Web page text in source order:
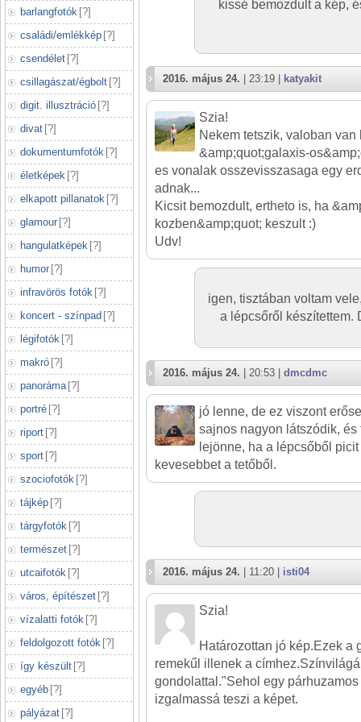
barlangfotók [?]
családi/emlékkép [?]
csendélet [?]
csillagászat/égbolt [?]
digit. illusztráció [?]
divat [?]
dokumentumfotók [?]
életképek [?]
elkapott pillanatok [?]
glamour [?]
hangulatképek [?]
humor [?]
infravörös fotók [?]
koncert - színpad [?]
légifotók [?]
makró [?]
panoráma [?]
portré [?]
riport [?]
sport [?]
szociofotók [?]
tájkép [?]
tárgyfotók [?]
természet [?]
utcaifotók [?]
város, építészet [?]
vízalatti fotók [?]
feldolgozott fotók [?]
így készült [?]
egyéb [?]
pályázat [?]
kissé bemozdult a kép,
2016. május 24. | 23:19 | katyakit
Szia!
Nekem tetszik, valoban
&amp;quot;galaxis-
es vonalak osszevisszasaga egy
adnak...
Kicsit bemozdult, ertheto is, ha
kozben&amp;quot; keszult :)
Udv!
igen, tisztában voltam
a lépcsőről készítettem.
2016. május 24. | 20:53 | dmcdmc
jó lenne, de ez viszont
sajnos nagyon látszódik,
lejönne, ha a lépcsőből
kevesebbet a tetőből.
2016. május 24. | 11:20 | isti04
Szia!
Határozottan jó kép.Ezek a
remekűl illenek a
gondolattal."Sehol egy
izgalmassá teszi a képet.